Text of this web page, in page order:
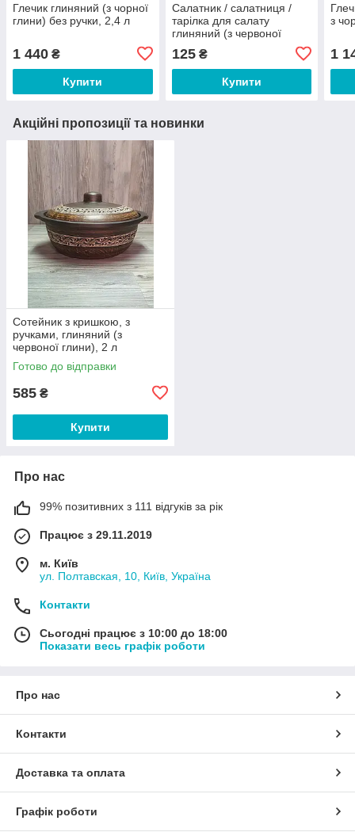
Глечик глиняний (з чорної
глини) без ручки, 2,4 л
1 440 ₴
Купити
Салатник / салатниця /
тарілка для салату
глиняний (з червоної
125₴
Купити
з
1
Акційні пропозиції та новинки
Сотейник з кришкою, з
ручками, глиняний (з
червоної глини), 2 л
Готово до відправки
585 ₴
Купити
Про нас
99% позитивних з 111 відгуків за рік
Працює з 29.11.2019
м. Київ
ул. Полтавская, 10, Київ, Україна
Контакти
Сьогодні працює з 10:00 до 18:00
Показати весь графік роботи
Про нас
Контакти
Доставка та оплата
Графік роботи